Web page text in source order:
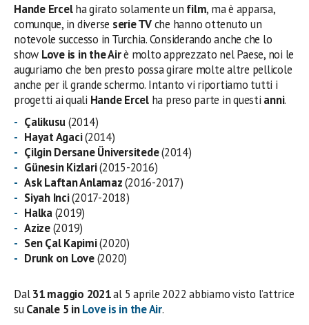
Hande Ercelha girato solamente un film, ma è apparsa,
comunque, in diverse serie TVche hanno ottenuto un
notevole successo in Turchia. Considerando anche che lo
show Love is in the Airè molto apprezzato nel Paese, noi le
auguriamo che ben presto possa girare molte altre pellicole
anche per il grande schermo. Intanto vi riportiamo tutti i
progetti ai quali Hande Ercelha preso parte in questi anni.
Çalikusu(2014)
Hayat Agaci(2014)
Çilgin Dersane Üniversitede(2014)
Günesin Kizlari(2015-2016)
Ask Laftan Anlamaz(2016-2017)
Siyah Inci(2017-2018)
Halka(2019)
Azize(2019)
Sen Çal Kapimi(2020)
Drunk on Love(2020)
Dal31 maggio 2021al 5 aprile 2022 abbiamo visto l’attrice
suCanale 5 inLove is in the Air.